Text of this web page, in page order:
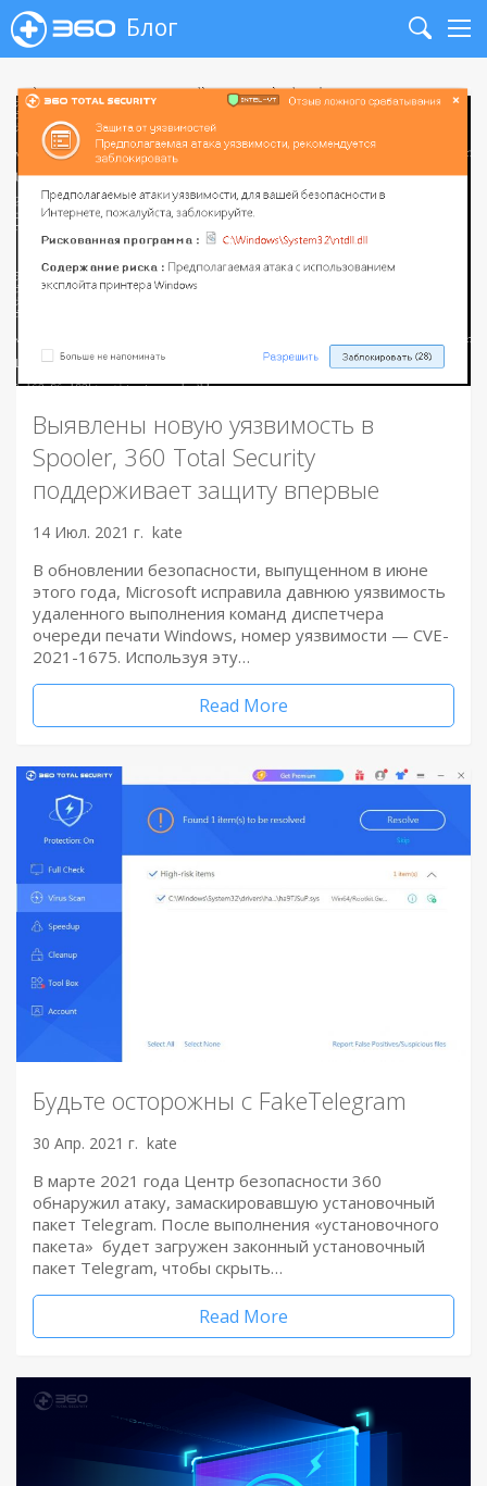
Блог
Search
Выявлены новую уязвимость в
Spooler, 360 Total Security
поддерживает защиту впервые
14 Июл. 2021 г. kate
В обновлении безопасности, выпущенном в июне
этого года, Microsoft исправила давнюю уязвимость
удаленного выполнения команд диспетчера
очереди печати Windows, номер уязвимости — CVE-
2021-1675. Используя эту…
Read More
Будьте осторожны с FakeTelegram
30 Апр. 2021 г. kate
В марте 2021 года Центр безопасности 360
обнаружил атаку, замаскировавшую установочный
пакет Telegram. После выполнения «установочного
пакета» будет загружен законный установочный
пакет Telegram, чтобы скрыть…
Read More